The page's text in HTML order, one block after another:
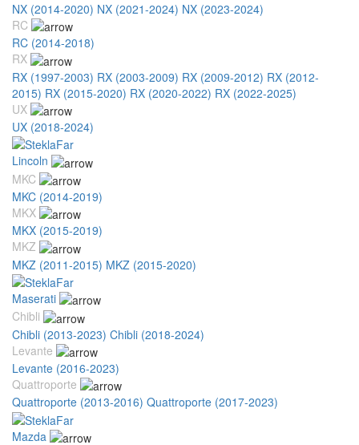
NX (2014-2020) NX (2021-2024) NX (2023-2024)
RC
RC (2014-2018)
RX
RX (1997-2003) RX (2003-2009) RX (2009-2012) RX (2012-
2015) RX (2015-2020) RX (2020-2022) RX (2022-2025)
UX
UX (2018-2024)
Lincoln
MKC
MKC (2014-2019)
MKX
MKX (2015-2019)
MKZ
MKZ (2011-2015) MKZ (2015-2020)
Maserati
Chibli
Chibli (2013-2023) Chibli (2018-2024)
Levante
Levante (2016-2023)
Quattroporte
Quattroporte (2013-2016) Quattroporte (2017-2023)
Mazda